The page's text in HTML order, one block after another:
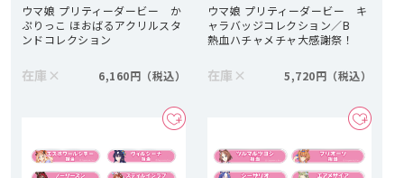
ウマ娘 プリティーダービー か
ぷりっこ ほおばるアクリルスタ
ンドコレクション
在庫 × 6,160円
ウマ娘 プリティーダービー キ
ャラバッジコレクション／B
熱血ハチャメチャ大感謝祭！
在庫 × 5,720円